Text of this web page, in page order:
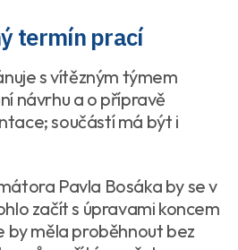
termín prací
s vítězným týmem
návrhu a o přípravě
součástí má být i
Pavla Bosáka by se v
začít s úpravami koncem
by měla proběhnout bez